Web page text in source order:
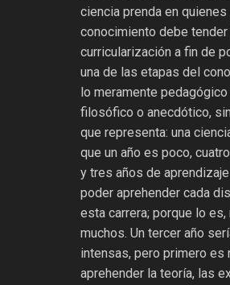
ciencia prenda en
conocimiento debe tender
curricularización a fin de
una de las etapas del
lo meramente
filosófico o anecdótico,
que representa: una
que un año es poco,
y tres años de
poder aprehender cada
esta carrera; porque lo
muchos. Un tercer año
intensas, pero primero es
aprehender la teoría, las